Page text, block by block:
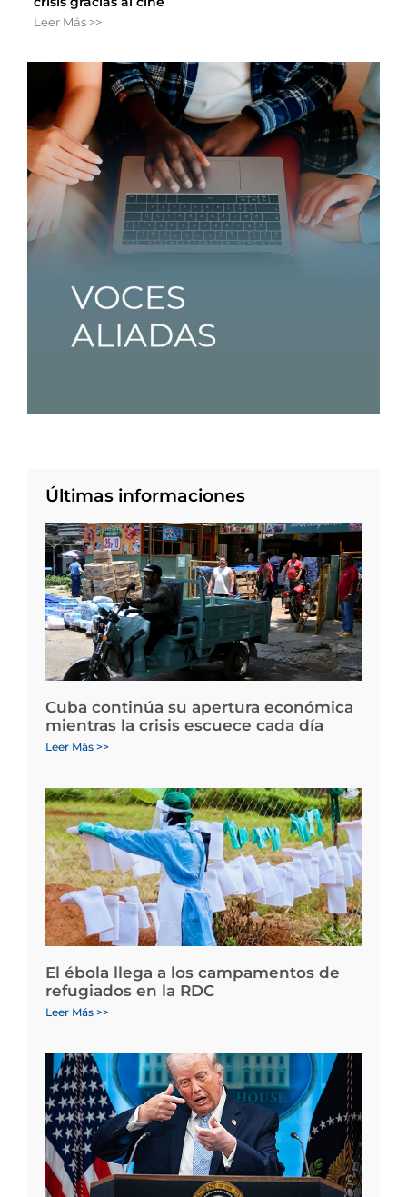
Leer Más >>
Últimas informaciones
Cuba continúa su apertura económica
mientras la crisis escuece cada día
Leer Más >>
El ébola llega a los campamentos de
refugiados en la RDC
Leer Más >>